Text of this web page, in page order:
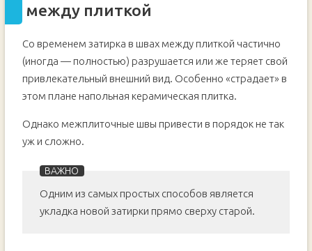
между плиткой
Со временем затирка в швах между плиткой частично
(иногда — полностью) разрушается или же теряет свой
привлекательный внешний вид. Особенно «страдает» в
этом плане напольная керамическая плитка.
Однако межплиточные швы привести в порядок не так
уж и сложно.
Одним из самых простых способов является
укладка новой затирки прямо сверху старой.